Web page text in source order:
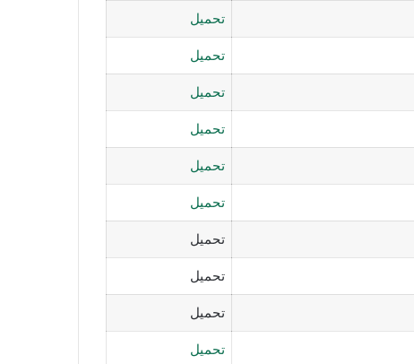
تحميل
تحميل
تحميل
تحميل
تحميل
تحميل
تحميل
تحميل
تحميل
تحميل